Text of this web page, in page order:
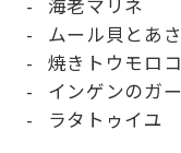
海老マリネ
ムール貝とあ
焼きトウモロ
インゲンのガ
ラタトゥイユ